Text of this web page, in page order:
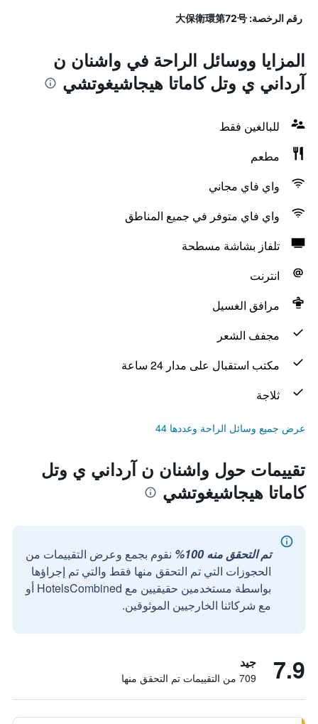
رقم الرخصة: 大保衛環第72号
المزايا ووسائل الراحة في واشنان ن
آرداني ي وتل كاماتا هيجاشيغوتشي
للبالغين فقط
مطعم
واي فاي مجاني
واي فاي متوفر في جميع المناطق
تلفاز بشاشة مسطحة
انترنت
مرافق الغسيل
مجفف الشعر
مكتب استقبال على مدار 24 ساعة
ثلاجة
عرض جميع وسائل الراحة وعددها 44
تقييمات حول واشنان ن آرداني ي وتل
كاماتا هيجاشيغوتشي
تم التحقق منه 100%
نقوم بجمع وعرض التقييمات من
الحجوزات التي تم التحقق منها فقط والتي تم إجراؤها
بواسطة مستخدمين حقيقيين مع HotelsCombined أو
مع شركائنا الخارجيين الموثوقين.
7.9 جيد
709 من التقييمات تم التحقق منها